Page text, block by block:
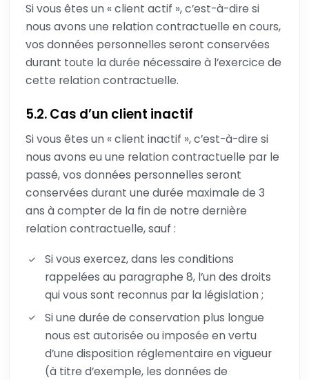
Si vous êtes un « client actif », c’est-à-dire si
nous avons une relation contractuelle en cours,
vos données personnelles seront conservées
durant toute la durée nécessaire à l’exercice de
cette relation contractuelle.
5.2. Cas d’un client inactif
Si vous êtes un « client inactif », c’est-à-dire si
nous avons eu une relation contractuelle par le
passé, vos données personnelles seront
conservées durant une durée maximale de 3
ans à compter de la fin de notre dernière
relation contractuelle, sauf :
Si vous exercez, dans les conditions
rappelées au paragraphe 8, l’un des droits
qui vous sont reconnus par la législation ;
Si une durée de conservation plus longue
nous est autorisée ou imposée en vertu
d’une disposition réglementaire en vigueur
(à titre d’exemple, les données de